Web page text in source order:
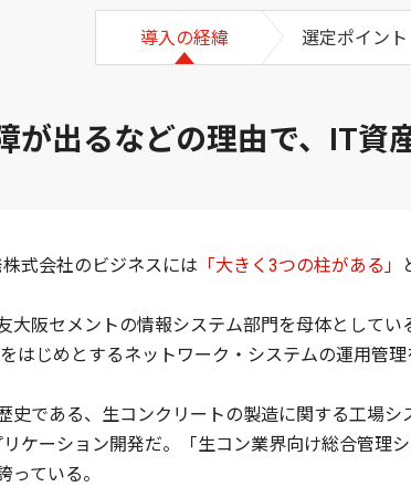
が出るなどの理由で、IT資
導入の経緯 選定ポイント
式会社のビジネスには 「大きく3つの柱がある」
大阪セメントの情報システム部門を母体としてい
はじめとするネットワーク・システムの運用管理
史である、生コンクリートの製造に関する工場シ
ケーション開発だ。「生コン業界向け総合管理シ
っている。